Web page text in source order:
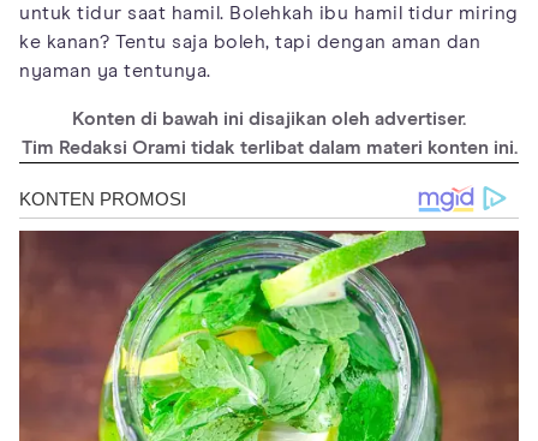
untuk tidur saat hamil. Bolehkah ibu hamil tidur miring
ke kanan? Tentu saja boleh, tapi dengan aman dan
nyaman ya tentunya.
Konten di bawah ini disajikan oleh advertiser.
Tim Redaksi Orami tidak terlibat dalam materi konten ini.